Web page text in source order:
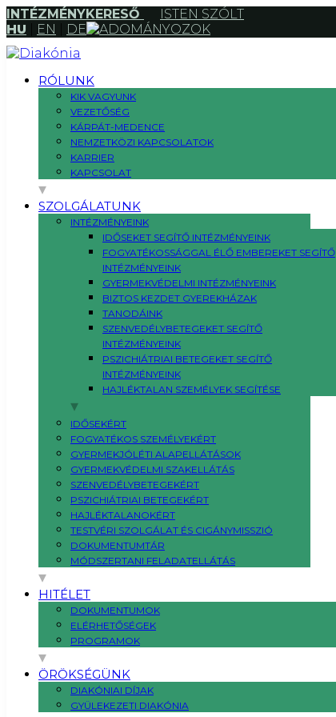
INTÉZMÉNYKERESŐ
ISTEN SZÓLT
HU
EN DE ADOMÁNYOZOK
RÓLUNK
KIK VAGYUNK
VEZETŐSÉG
KÁRPÁT-MEDENCE
NEMZETKÖZI KAPCSOLATOK
KARRIER
KAPCSOLAT
SZOLGÁLATUNK
INTÉZMÉNYEINK
IDŐSEKET SEGÍTŐ INTÉZMÉNYEINK
FOGYATÉKOSSÁGGAL ÉLŐ EMBEREKET SEGÍTŐ
INTÉZMÉNYEINK
GYERMEKVÉDELMI INTÉZMÉNYEINK
BIZTOS KEZDET GYEREKHÁZAK
TANODÁINK
SZENVEDÉLYBETEGEKET SEGÍTŐ
INTÉZMÉNYEINK
PSZICHIÁTRIAI BETEGEKET SEGÍTŐ
INTÉZMÉNYEINK
HAJLÉKTALAN SZEMÉLYEK SEGÍTÉSE
IDŐSEKÉRT
FOGYATÉKOS SZEMÉLYEKÉRT
GYERMEKJÓLÉTI ALAPELLÁTÁSOK
GYERMEKVÉDELMI SZAKELLÁTÁS
SZENVEDÉLYBETEGEKÉRT
PSZICHIÁTRIAI BETEGEKÉRT
HAJLÉKTALANOKÉRT
TESTVÉRI SZOLGÁLAT ÉS CIGÁNYMISSZIÓ
DOKUMENTUMTÁR
MÓDSZERTANI FELADATELLÁTÁS
HITÉLET
DOKUMENTUMOK
ELÉRHETŐSÉGEK
PROGRAMOK
ÖRÖKSÉGÜNK
DIAKÓNIAI DÍJAK
GYÜLEKEZETI DIAKÓNIA